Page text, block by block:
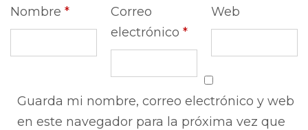
Nombre *
Correo
electrónico *
Web
Guarda mi nombre, correo electrónico y web
en este navegador para la próxima vez que